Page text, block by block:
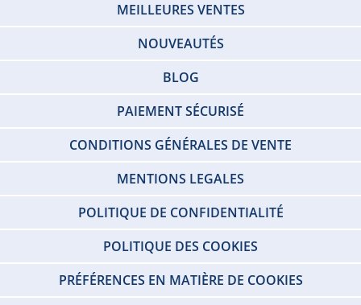
MEILLEURES VENTES
NOUVEAUTÉS
BLOG
PAIEMENT SÉCURISÉ
CONDITIONS GÉNÉRALES DE VENTE
MENTIONS LEGALES
POLITIQUE DE CONFIDENTIALITÉ
POLITIQUE DES COOKIES
PRÉFÉRENCES EN MATIÈRE DE COOKIES